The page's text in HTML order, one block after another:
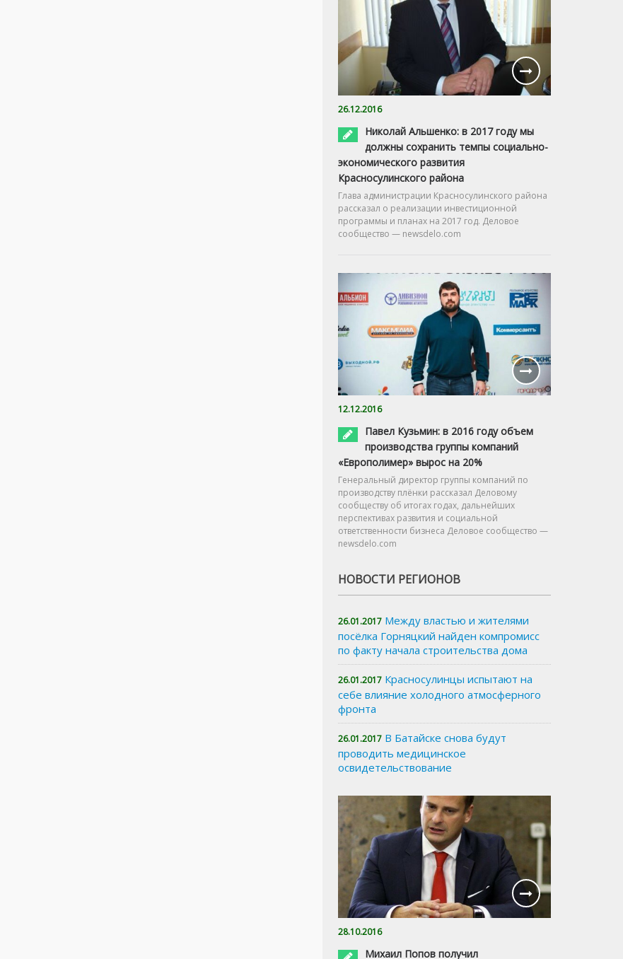
26.12.2016
Николай Альшенко: в 2017 году мы
должны сохранить темпы социально-
экономического развития
Красносулинского района
Глава администрации Красносулинского района
рассказал о реализации инвестиционной
программы и планах на 2017 год. Деловое
сообщество — newsdelo.com
12.12.2016
Павел Кузьмин: в 2016 году объем
производства группы компаний
«Европолимер» вырос на 20%
Генеральный директор группы компаний по
производству плёнки рассказал Деловому
сообществу об итогах годах, дальнейших
перспективах развития и социальной
ответственности бизнеса Деловое сообщество —
newsdelo.com
НОВОСТИ РЕГИОНОВ
26.01.2017 Между властью и жителями
посёлка Горняцкий найден компромисс
по факту начала строительства дома
26.01.2017 Красносулинцы испытают на
себе влияние холодного атмосферного
фронта
26.01.2017 В Батайске снова будут
проводить медицинское
освидетельствование
28.10.2016
Михаил Попов получил